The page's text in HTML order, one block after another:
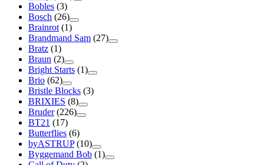
Bobles (3)
Bosch (26)
Brainrot (1)
Brandmand Sam (27)
Bratz (1)
Braun (2)
Bright Starts (1)
Brio (62)
Bristle Blocks (3)
BRIXIES (8)
Bruder (226)
BT21 (17)
Butterflies (6)
byASTRUP (10)
Byggemand Bob (1)